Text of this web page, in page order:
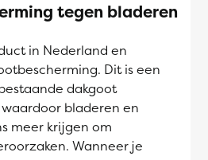
tegen bladeren
in Nederland en
Dit is een
dakgoot
bladeren en
meer krijgen om
Wanneer je